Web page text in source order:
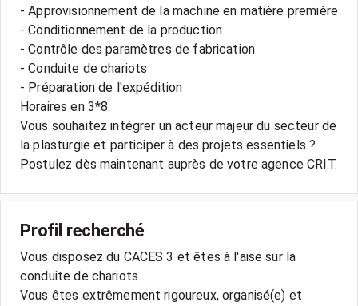
- Approvisionnement de la machine en matière première
- Conditionnement de la production
- Contrôle des paramètres de fabrication
- Conduite de chariots
- Préparation de l'expédition
Horaires en 3*8.
Vous souhaitez intégrer un acteur majeur du secteur de
la plasturgie et participer à des projets essentiels ?
Postulez dès maintenant auprès de votre agence CRIT.
Profil recherché
Vous disposez du CACES 3 et êtes à l'aise sur la
conduite de chariots.
Vous êtes extrêmement rigoureux, organisé(e) et